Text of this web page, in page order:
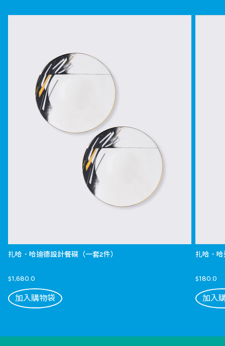
扎哈．哈迪德設計餐碟（一套2件）
$1,680.0
加入購物袋
扎哈．
$180.0
加入